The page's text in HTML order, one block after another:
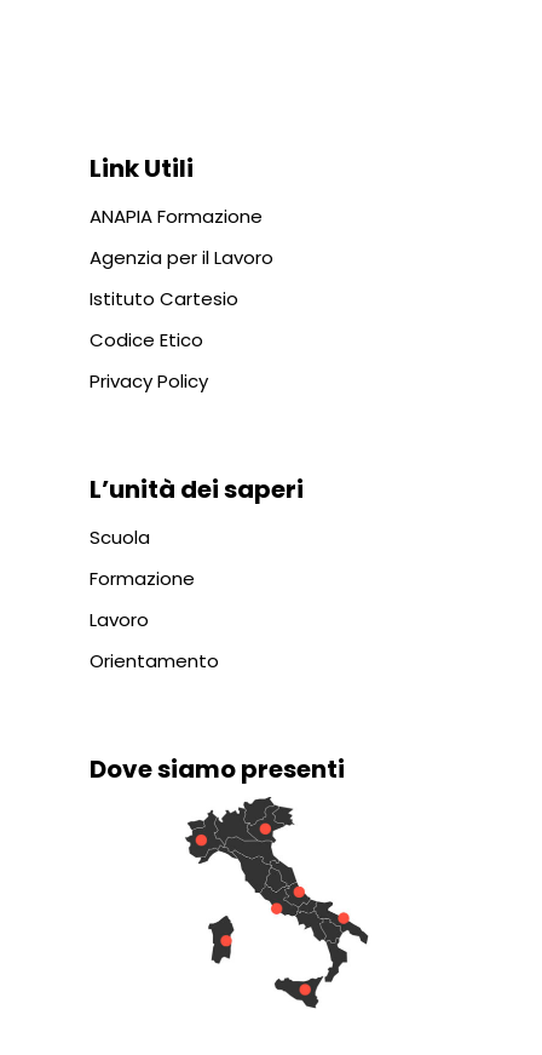
Link Utili
ANAPIA Formazione
Agenzia per il Lavoro
Istituto Cartesio
Codice Etico
Privacy Policy
L’unità dei saperi
Scuola
Formazione
Lavoro
Orientamento
Dove siamo presenti